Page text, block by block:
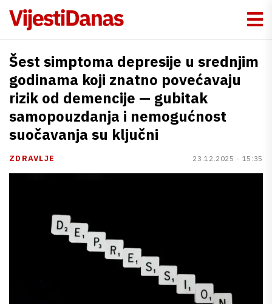
Šest simptoma depresije u srednjim
godinama koji znatno povećavaju
rizik od demencije — gubitak
samopouzdanja i nemogućnost
suočavanja su ključni
ZDRAVLJE 23.12.2025 - 15:35